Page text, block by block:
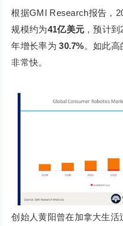
根据GMI Research报告，
规模约为41亿美元 ，预计
年增长率为 30.7%。如此
非常快。
创始人黄阳曾在加拿大生活